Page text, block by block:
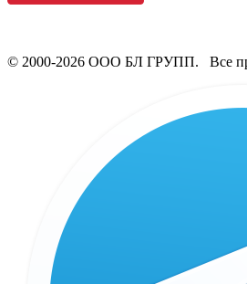
© 2000-2026 ООО БЛ ГРУПП. Все